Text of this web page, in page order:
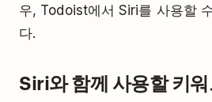
우, Todoist에서 Siri를 사용할
다.
Siri와 함께 사용할 키